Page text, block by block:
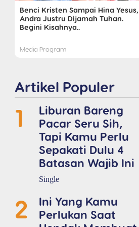
Benci Kristen Sampai Hina Yesus,
Andra Justru Dijamah Tuhan.
Begini Kisahnya..
Media Program
Artikel Populer
1
Liburan Bareng
Pacar Seru Sih,
Tapi Kamu Perlu
Sepakati Dulu 4
Batasan Wajib Ini
Single
2
Ini Yang Kamu
Perlukan Saat